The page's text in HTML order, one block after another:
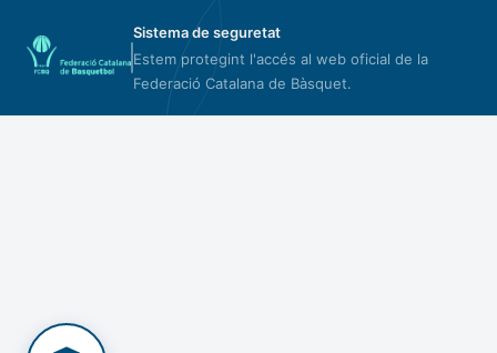
Sistema de seguretat
Estem protegint l'accés al web oficial de la
Federació Catalana de Bàsquet.